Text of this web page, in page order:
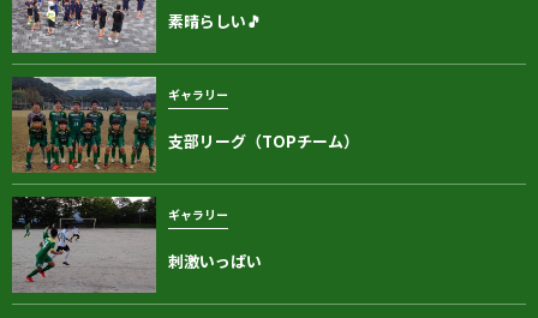
素晴らしい🎵
ギャラリー
支部リーグ（TOPチーム）
ギャラリー
刺激いっぱい